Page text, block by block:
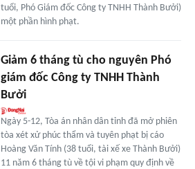
tuổi, Phó Giám đốc Công ty TNHH Thành Bưởi)
một phần hình phạt.
Giảm 6 tháng tù cho nguyên Phó
giám đốc Công ty TNHH Thành
Bưởi
Ngày 5-12, Tòa án nhân dân tỉnh đã mở phiên
tòa xét xử phúc thẩm và tuyên phạt bị cáo
Hoàng Văn Tính (38 tuổi, tài xế xe Thành Bưởi)
11 năm 6 tháng tù về tội vi phạm quy định về